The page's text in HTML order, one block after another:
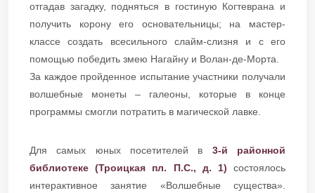
отгадав загадку, подняться в гостиную Когтеврана и
получить корону его основательницы; на мастер-
классе создать всесильного слайм-слизня и с его
помощью победить змею Нагайну и Волан-де-Морта.
​​​​​​​За каждое пройденное испытание участники получали
волшебные монеты – галеоны, которые в конце
программы смогли потратить в магической лавке.
Для самых юных посетителей в 3-й районной
библиотеке (Троицкая пл. П.С., д. 1) состоялось
интерактивное занятие «Волшебные существа».